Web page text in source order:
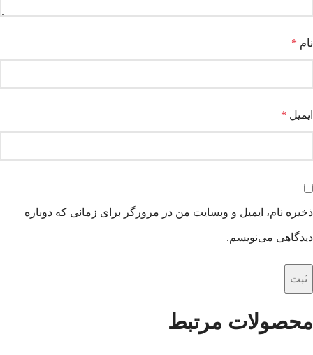
نام *
ایمیل *
ذخیره نام، ایمیل و وبسایت من در مرورگر برای زمانی که دوباره
دیدگاهی می‌نویسم.
محصولات مرتبط